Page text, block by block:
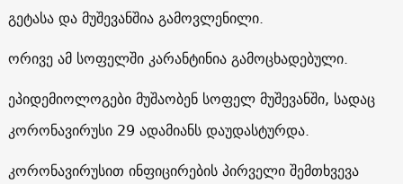
გეტასა და მუშევანშია გამოვლენილი.
ორივე ამ სოფელში კარანტინია გამოცხადებული.
ეპიდემიოლოგები მუშაობენ სოფელ მუშევანში, სადაც
კორონავირუსი 29 ადამიანს დაუდასტურდა.
კორონავირუსით ინფიცირების პირველი შემთხვევა